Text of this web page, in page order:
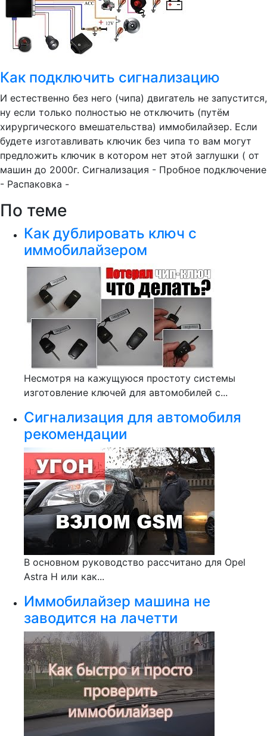
Как подключить сигнализацию
И естественно без него (чипа) двигатель не запустится,
ну если только полностью не отключить (путём
хирургического вмешательства) иммобилайзер. Если
будете изготавливать ключик без чипа то вам могут
предложить ключик в котором нет этой заглушки ( от
машин до 2000г. Сигнализация - Пробное подключение
- Распаковка -
По теме
Как дублировать ключ с
иммобилайзером
Несмотря на кажущуюся простоту системы
изготовление ключей для автомобилей с...
Сигнализация для автомобиля
рекомендации
В основном руководство рассчитано для Opel
Astra H или как...
Иммобилайзер машина не
заводится на лачетти